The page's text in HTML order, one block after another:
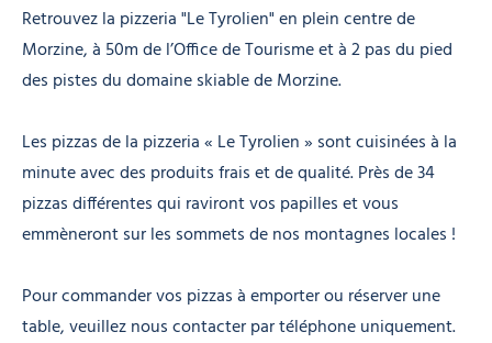
Retrouvez la pizzeria "Le Tyrolien" en plein centre de
Morzine, à 50m de l’Office de Tourisme et à 2 pas du pied
des pistes du domaine skiable de Morzine.
Les pizzas de la pizzeria « Le Tyrolien » sont cuisinées à la
minute avec des produits frais et de qualité. Près de 34
pizzas différentes qui raviront vos papilles et vous
emmèneront sur les sommets de nos montagnes locales !
Pour commander vos pizzas à emporter ou réserver une
table, veuillez nous contacter par téléphone uniquement.